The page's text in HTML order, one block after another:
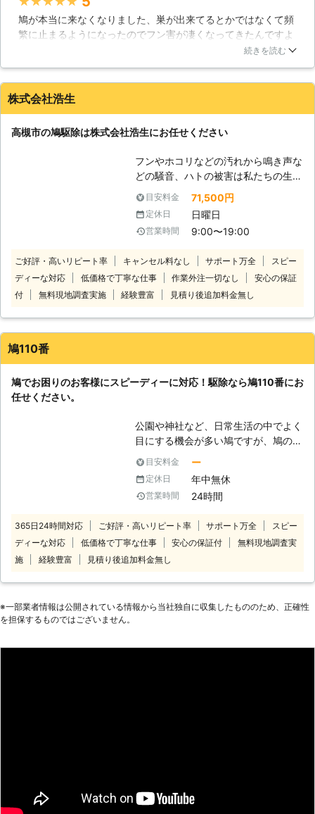
原体が含まれることもあり、お子様や
お年寄りなどの抵抗力の弱い人が恐ろ
しい病気に感染する恐れもあります。
フンによる衛生被害はもちろんです
が。羽音や鳴き声などの騒音被害をも
株式会社テイソートヨカは独自に開発
したハト用の忌避剤などを使用し、ハ
トの被害を防いでいます。 【ハト以
外のご相談も受け付けております】
また、ハトのみならず、カラス、コウ
モリにも同様に対応いたします。 ま
ずはご連絡をお持ちしています。
鳩が本当に来なくなりました、巣が出来てるとかではなくて頻
繁に止まるようになったのでフン害が凄くなってきたんですよ
ね、それも早朝とか自分のいない間に集まっていたので中々自
続性もかなりあるので一度施工してもらうと劇的に変わりまし
愛知県 名古屋市天白区 2016年11月30日
続きを読む
株式会社浩生
高槻市の鳩駆除は株式会社浩生にお任せください
フンやホコリなどの汚れから鳴き声な
どの騒音、ハトの被害は私たちの生活
に影響を与えますよね。「確実に効果
の出る鳩駆除を依頼したい」というと
きや、再発にうんざりしていて「アフ
ターフォローのある鳩駆除業者を探し
にお任せください！ 当店の鳩駆除の
方法は確実な「追い出し」をおこなう
ことで、お客様が平穏な生活に戻れる
な植物エキス配合の忌避剤の使用によ
に対策もできます。 施工後には3年の
アフターフォローをつけているので、
ら、まずはご相談から承っています。
目安料金 71,500円
定休日 日曜日
営業時間 9:00〜19:00
ご好評・高いリピート率 キャンセル料なし サポート万全
スピー
ディーな対応
低価格で丁寧な仕事 作業外注一切なし
安心の保証
付
無料現地調査実施 経験豊富 見積り後追加料金無し
鳩110番
鳩でお困りのお客様にスピーディーに対応！駆除なら鳩110番にお
任せください。
公園や神社など、日常生活の中でよく
目にする機会が多い鳩ですが、鳩の被
害で困っているというお客様の声をよ
くお聞きします。 「ご自宅に巣を作
られ完全に住み着いてしまった」「ベ
ランダや駐車場に大量の鳩の糞が…」
ど、また戻ってきた」など。 このよ
うな鳩に関して、お困りお悩みのお客
様もいるかと思います。 鳩110番に加
に合わせて適切な方法をお客様にご提
案いたします。 お電話一本でのスピ
ください。 【鳩駆除の法律につい
に行った場合、「1年以下の懲役又は
目安料金 ー
定休日 年中無休
営業時間 24時間
365日24時間対応 ご好評・高いリピート率 サポート万全
スピー
ディーな対応
低価格で丁寧な仕事 安心の保証付
無料現地調査実
施
経験豊富 見積り後追加料金無し
※⼀部業者情報は公開されている情報から当社独⾃に収集したもののため、正確性
を担保するものではございません。